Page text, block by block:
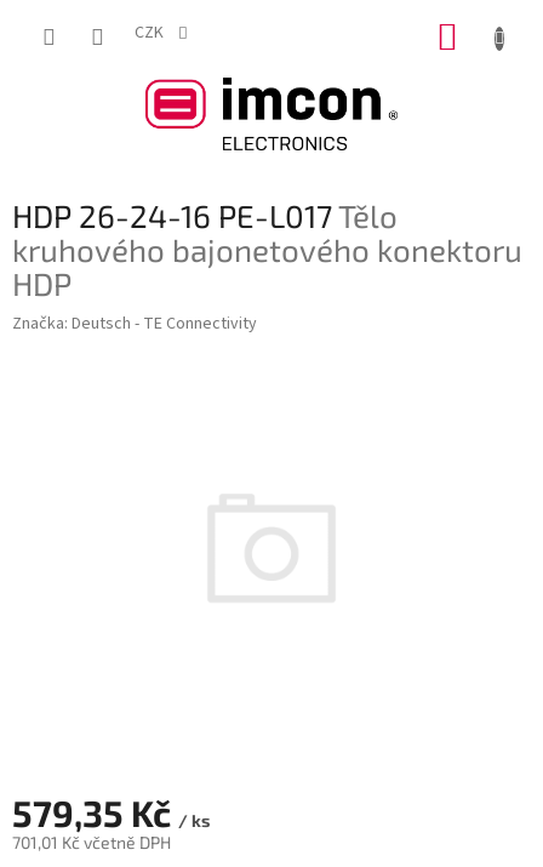
CZK
HDP 26-24-16 PE-L017Tělo
kruhového bajonetového konektoru
HDP
Značka: Deutsch - TE Connectivity
579,35 Kč / ks
701,01 Kč včetně DPH